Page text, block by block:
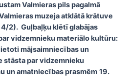
Valmieras pils pagalmā
muzeja atklātā krātuve
4/2). Guļbaļķu klētī glabājas
vidzemnieku materiālo kultūru:
mājsaimniecības un
stāsta par vidzemnieku
un amatniecības prasmēm 19.